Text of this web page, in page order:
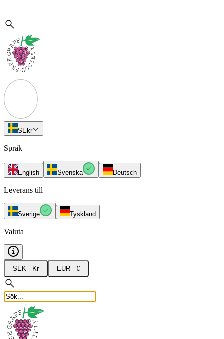
SEkr
Språk
English Svenska Deutsch
Leverans till
Sverige Tyskland
Valuta
SEK - Kr EUR - €